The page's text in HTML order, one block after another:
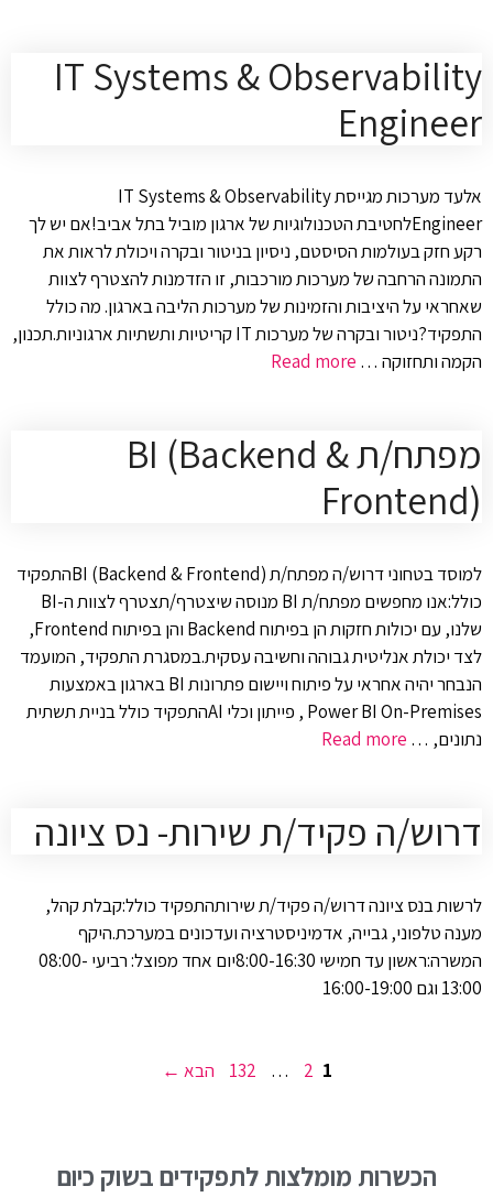
IT Systems & Observability
Engineer
אלעד מערכות מגייסת IT Systems & Observability
Engineerלחטיבת הטכנולוגיות של ארגון מוביל בתל אביב!אם יש לך
רקע חזק בעולמות הסיסטם, ניסיון בניטור ובקרה ויכולת לראות את
התמונה הרחבה של מערכות מורכבות, זו הזדמנות להצטרף לצוות
שאחראי על היציבות והזמינות של מערכות הליבה בארגון. מה כולל
התפקיד?ניטור ובקרה של מערכות IT קריטיות ותשתיות ארגוניות.תכנון,
הקמה ותחזוקה … Read more
מפתח/ת BI (Backend &
Frontend)
למוסד בטחוני דרוש/ה מפתח/ת BI (Backend & Frontend)התפקיד
כולל:אנו מחפשים מפתח/ת BI מנוסה שיצטרף/תצטרף לצוות ה-BI
שלנו, עם יכולות חזקות הן בפיתוח Backend והן בפיתוח Frontend,
לצד יכולת אנליטית גבוהה וחשיבה עסקית.במסגרת התפקיד, המועמד
הנבחר יהיה אחראי על פיתוח ויישום פתרונות BI בארגון באמצעות
Power BI On-Premises , פייתון וכלי AIהתפקיד כולל בניית תשתית
נתונים, … Read more
דרוש/ה פקיד/ת שירות- נס ציונה
לרשות בנס ציונה דרוש/ה פקיד/ת שירותהתפקיד כולל:קבלת קהל,
מענה טלפוני, גבייה, אדמיניסטרציה ועדכונים במערכת.היקף
המשרה:ראשון עד חמישי 8:00-16:30יום אחד מפוצל: רביעי 08:00-
13:00 וגם 16:00-19:00
עמוד
1 עמוד
2
… עמוד
132 הבא →
הכשרות מומלצות לתפקידים בשוק כיום